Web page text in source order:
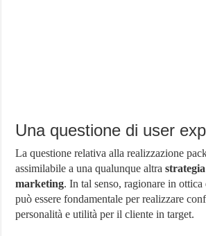
Una questione di user
La questione relativa alla realizzazione
assimilabile a una qualunque altra
marketing. In tal senso, ragionare in ottica
può essere fondamentale per realizzare
personalità e utilità per il cliente in target.